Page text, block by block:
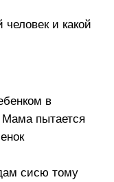
и какой
в
Мама пытается
сисю тому